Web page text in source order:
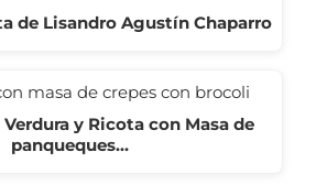
de Lisandro Agustín Chaparro
y Ricota con Masa de
panqueques…